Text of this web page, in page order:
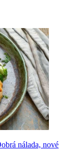
nálada, nové